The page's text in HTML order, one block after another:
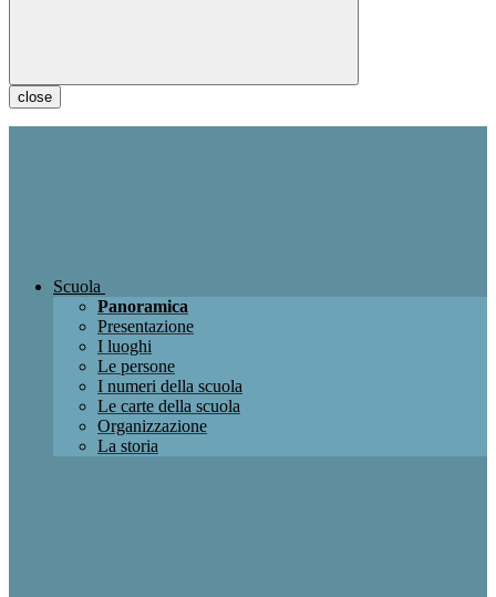
close
Scuola
Panoramica
Presentazione
I luoghi
Le persone
I numeri della scuola
Le carte della scuola
Organizzazione
La storia